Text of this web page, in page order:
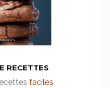
RECETTES
faciles